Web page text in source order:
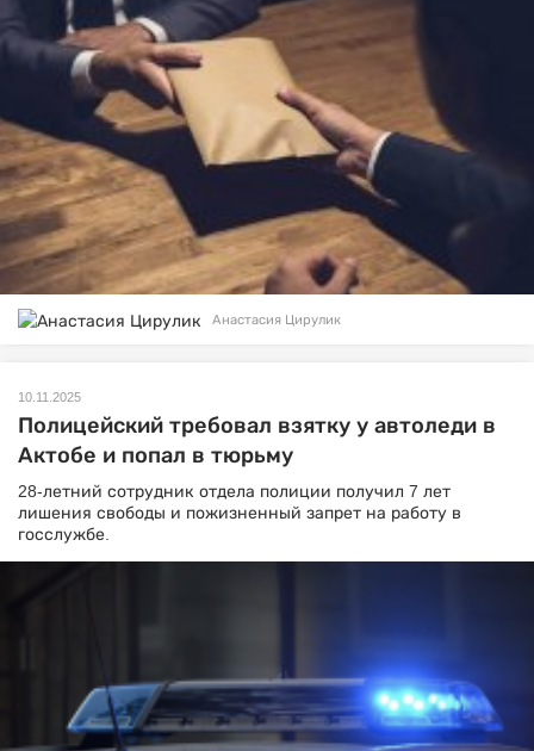
Анастасия Цирулик
10.11.2025
Полицейский требовал взятку у автоледи в
Актобе и попал в тюрьму
28-летний сотрудник отдела полиции получил 7 лет
лишения свободы и пожизненный запрет на работу в
госслужбе.